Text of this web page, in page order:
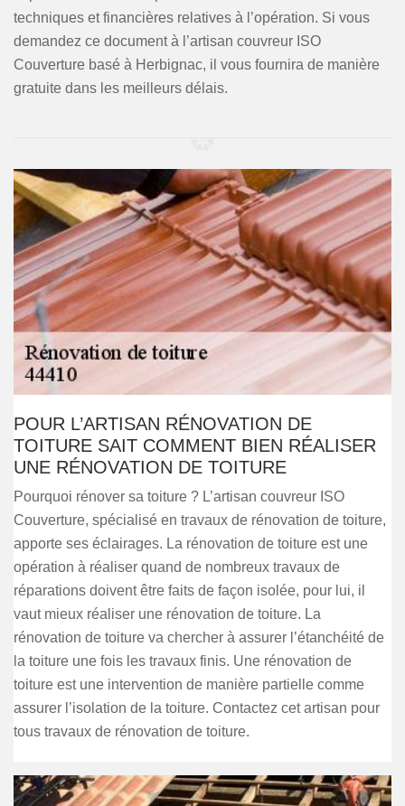
techniques et financières relatives à l’opération. Si vous
demandez ce document à l’artisan couvreur ISO
Couverture basé à Herbignac, il vous fournira de manière
gratuite dans les meilleurs délais.
POUR L’ARTISAN RÉNOVATION DE
TOITURE SAIT COMMENT BIEN RÉALISER
UNE RÉNOVATION DE TOITURE
Pourquoi rénover sa toiture ? L’artisan couvreur ISO
Couverture, spécialisé en travaux de rénovation de toiture,
apporte ses éclairages. La rénovation de toiture est une
opération à réaliser quand de nombreux travaux de
réparations doivent être faits de façon isolée, pour lui, il
vaut mieux réaliser une rénovation de toiture. La
rénovation de toiture va chercher à assurer l’étanchéité de
la toiture une fois les travaux finis. Une rénovation de
toiture est une intervention de manière partielle comme
assurer l’isolation de la toiture. Contactez cet artisan pour
tous travaux de rénovation de toiture.